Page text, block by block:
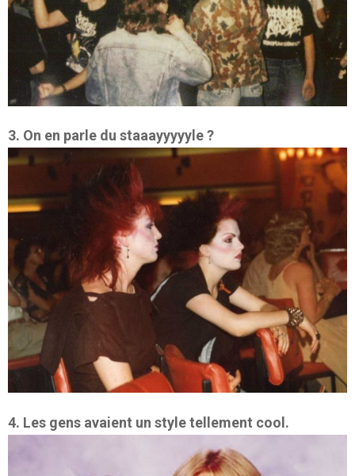
3. On en parle du staaayyyyyle ?
4. Les gens avaient un style tellement cool.